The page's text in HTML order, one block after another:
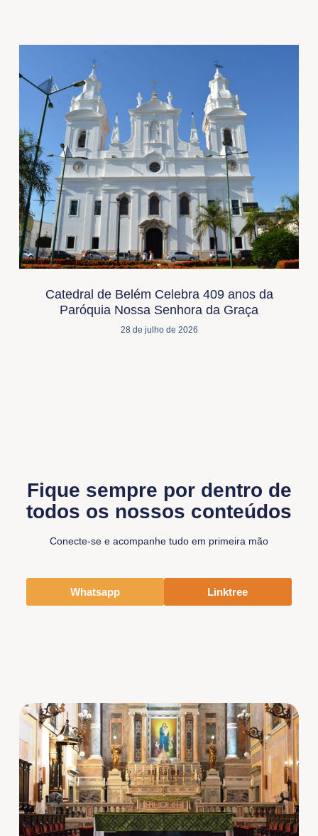
Catedral de Belém Celebra 409 anos da
Paróquia Nossa Senhora da Graça
28 de julho de 2026
Fique sempre por dentro de
todos os nossos conteúdos
Conecte-se e acompanhe tudo em primeira mão
Whatsapp Linktree